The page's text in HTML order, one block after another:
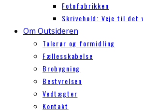
Fotofabrikken
Skrivehold: Veje til det
Om Outsideren
Talerør og formidling
Fællesskabelse
Brobygning
Bestyrelsen
Vedtægter
Kontakt